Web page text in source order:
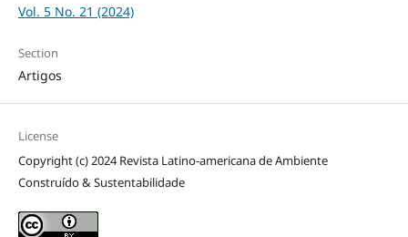
Vol. 5 No. 21 (2024)
Section
Artigos
License
Copyright (c) 2024 Revista Latino-americana de Ambiente
Construído & Sustentabilidade